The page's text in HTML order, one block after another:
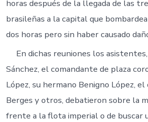
horas después de la llegada de las
brasileñas a la capital que
dos horas pero sin haber causado
En dichas reuniones los
Sánchez, el comandante de plaza
López, su hermano Benigno López,
Berges y otros, debatieron sobre la
frente a la flota imperial o de buscar